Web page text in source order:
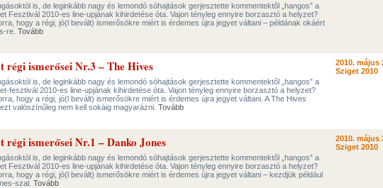
is, de leginkább nagy és lemondó sóhajtások gerjesztette kommentektől „hangos” a
Fesztivál 2010-es line-upjának kihirdetése óta. Vajon tényleg ennyire borzasztó a helyzet?
hogy a régi, jó(l bevált) ismerősökre miért is érdemes újra jegyet váltani – példának okáért
re. Tovább
régi ismerősei Nr.3 – The Hives
is, de leginkább nagy és lemondó sóhajtások gerjesztette kommentektől „hangos” a
fesztivál 2010-es line-upjának kihirdetése óta. Vajon tényleg ennyire borzasztó a helyzet?
hogy a régi, jó(l bevált) ismerősökre miért is érdemes újra jegyet váltani. A The Hives
valószínűleg nem kell sokáig magyarázni. Tovább
2010. május
Sziget 2010
régi ismerősei Nr.1 – Danko Jones
is, de leginkább nagy és lemondó sóhajtások gerjesztette kommentektől „hangos” a
Fesztivál 2010-es line-upjának kihirdetése óta. Vajon tényleg ennyire borzasztó a helyzet?
hogy a régi, jó(l bevált) ismerősökre miért is érdemes újra jegyet váltani – kezdjük például
szal. Tovább
2010. május
Sziget 2010